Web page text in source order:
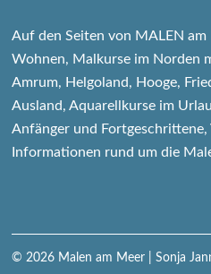
Auf den Seiten von MALEN
Wohnen, Malkurse im Norden
Amrum, Helgoland, Hooge,
Ausland, Aquarellkurse im
Anfänger und
Informationen rund um die
© 2026 Malen am Meer | Sonja